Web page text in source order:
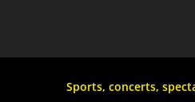
Sports, concerts,